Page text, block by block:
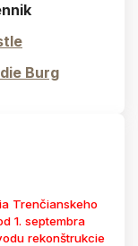
Burg
Trenčianskeho
1. septembra
rekonštrukcie